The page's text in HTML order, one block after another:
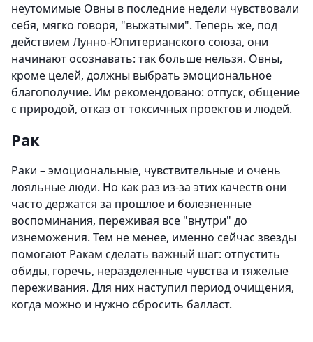
неутомимые Овны в последние недели чувствовали
себя, мягко говоря, "выжатыми". Теперь же, под
действием Лунно-Юпитерианского союза, они
начинают осознавать: так больше нельзя. Овны,
кроме целей, должны выбрать эмоциональное
благополучие. Им рекомендовано: отпуск, общение
с природой, отказ от токсичных проектов и людей.
Рак
Раки – эмоциональные, чувствительные и очень
лояльные люди. Но как раз из-за этих качеств они
часто держатся за прошлое и болезненные
воспоминания, переживая все "внутри" до
изнеможения. Тем не менее, именно сейчас звезды
помогают Ракам сделать важный шаг: отпустить
обиды, горечь, неразделенные чувства и тяжелые
переживания. Для них наступил период очищения,
когда можно и нужно сбросить балласт.